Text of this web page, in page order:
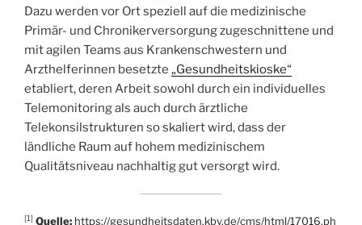
Dazu werden vor Ort speziell auf die medizinische
Primär- und Chronikerversorgung zugeschnittene und
mit agilen Teams aus Krankenschwestern und
Arzthelferinnen besetzte „Gesundheitskioske“
etabliert, deren Arbeit sowohl durch ein individuelles
Telemonitoring als auch durch ärztliche
Telekonsilstrukturen so skaliert wird, dass der
ländliche Raum auf hohem medizinischem
Qualitätsniveau nachhaltig gut versorgt wird.
[1] Quelle: https://gesundheitsdaten.kbv.de/cms/html/17016.ph